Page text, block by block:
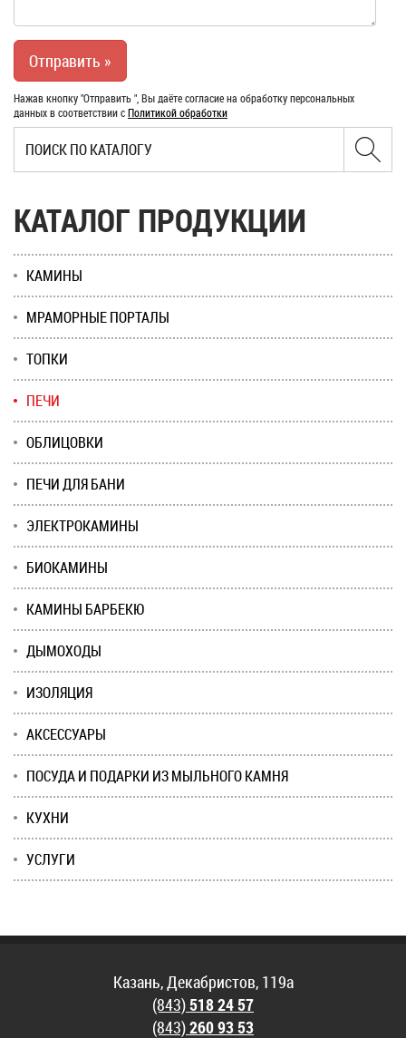
Нажав кнопку "Отправить ", Вы даёте согласие на обработку персональных
данных в соответствии сПолитикой обработки
КАТАЛОГ ПРОДУКЦИИ
КАМИНЫ
МРАМОРНЫЕ ПОРТАЛЫ
ТОПКИ
ПЕЧИ
ОБЛИЦОВКИ
ПЕЧИ ДЛЯ БАНИ
ЭЛЕКТРОКАМИНЫ
БИОКАМИНЫ
КАМИНЫ БАРБЕКЮ
ДЫМОХОДЫ
ИЗОЛЯЦИЯ
АКСЕССУАРЫ
ПОСУДА И ПОДАРКИ ИЗ МЫЛЬНОГО КАМНЯ
КУХНИ
УСЛУГИ
Казань, Декабристов, 119а
(843)518 24 57
(843)260 93 53